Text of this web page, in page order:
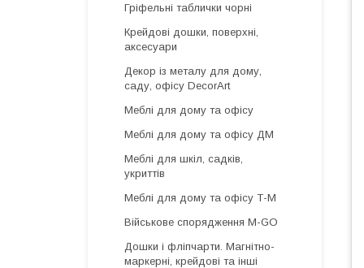
Гріфельні таблички чорні
Крейдові дошки, поверхні,
аксесуари
Декор із металу для дому,
саду, офісу DecorArt
Меблі для дому та офісу
Меблі для дому та офісу ДМ
Меблі для шкіл, садків,
укриттів
Меблі для дому та офісу Т-М
Військове спорядження M-GO
Дошки і фліпчарти. Магнітно-
маркерні, крейдові та інші